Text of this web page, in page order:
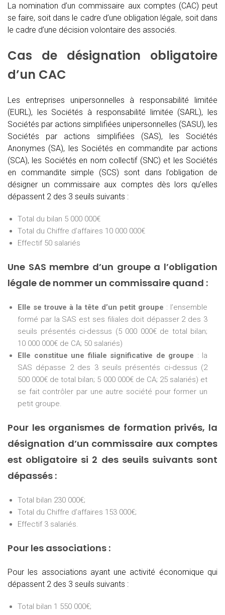
La nomination d’un commissaire aux comptes (CAC) peut
se faire, soit dans le cadre d’une obligation légale, soit dans
le cadre d’une décision volontaire des associés.
Cas de désignation obligatoire
d’un CAC
Les entreprises unipersonnelles à responsabilité limitée
(EURL), les Sociétés à responsabilité limitée (SARL), les
Sociétés par actions simplifiées unipersonnelles (SASU), les
Sociétés par actions simplifiées (SAS), les Sociétés
Anonymes (SA), les Sociétés en commandite par actions
(SCA), les Sociétés en nom collectif (SNC) et les Sociétés
en commandite simple (SCS) sont dans l’obligation de
désigner un commissaire aux comptes dès lors qu’elles
dépassent 2 des 3 seuils suivants :
Total du bilan 5 000 000€
Total du Chiffre d’affaires 10 000 000€
Effectif 50 salariés
Une SAS membre d’un groupe a l’obligation
légale de nommer un commissaire quand :
Elle se trouve à la tête d’un petit groupe : l’ensemble
formé par la SAS est ses filiales doit dépasser 2 des 3
seuils présentés ci-dessus (5 000 000€ de total bilan;
10 000 000€ de CA; 50 salariés)
Elle constitue une filiale significative de groupe : la
SAS dépasse 2 des 3 seuils présentés ci-dessus (2
500 000€ de total bilan; 5 000 000€ de CA; 25 salariés) et
se fait contrôler par une autre société pour former un
petit groupe.
Pour les organismes de formation privés, la
désignation d’un commissaire aux comptes
est obligatoire si 2 des seuils suivants sont
dépassés :
Total bilan 230 000€;
Total du Chiffre d’affaires 153 000€;
Effectif 3 salariés.
Pour les associations :
Pour les associations ayant une activité économique qui
dépassent 2 des 3 seuils suivants :
Total bilan 1 550 000€;